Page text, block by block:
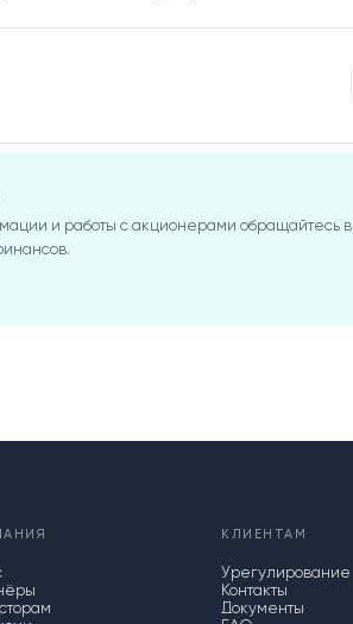
и работы с акционерами обращайтесь в
КЛИЕНТАМ
Урегулирование
Контакты
Документы